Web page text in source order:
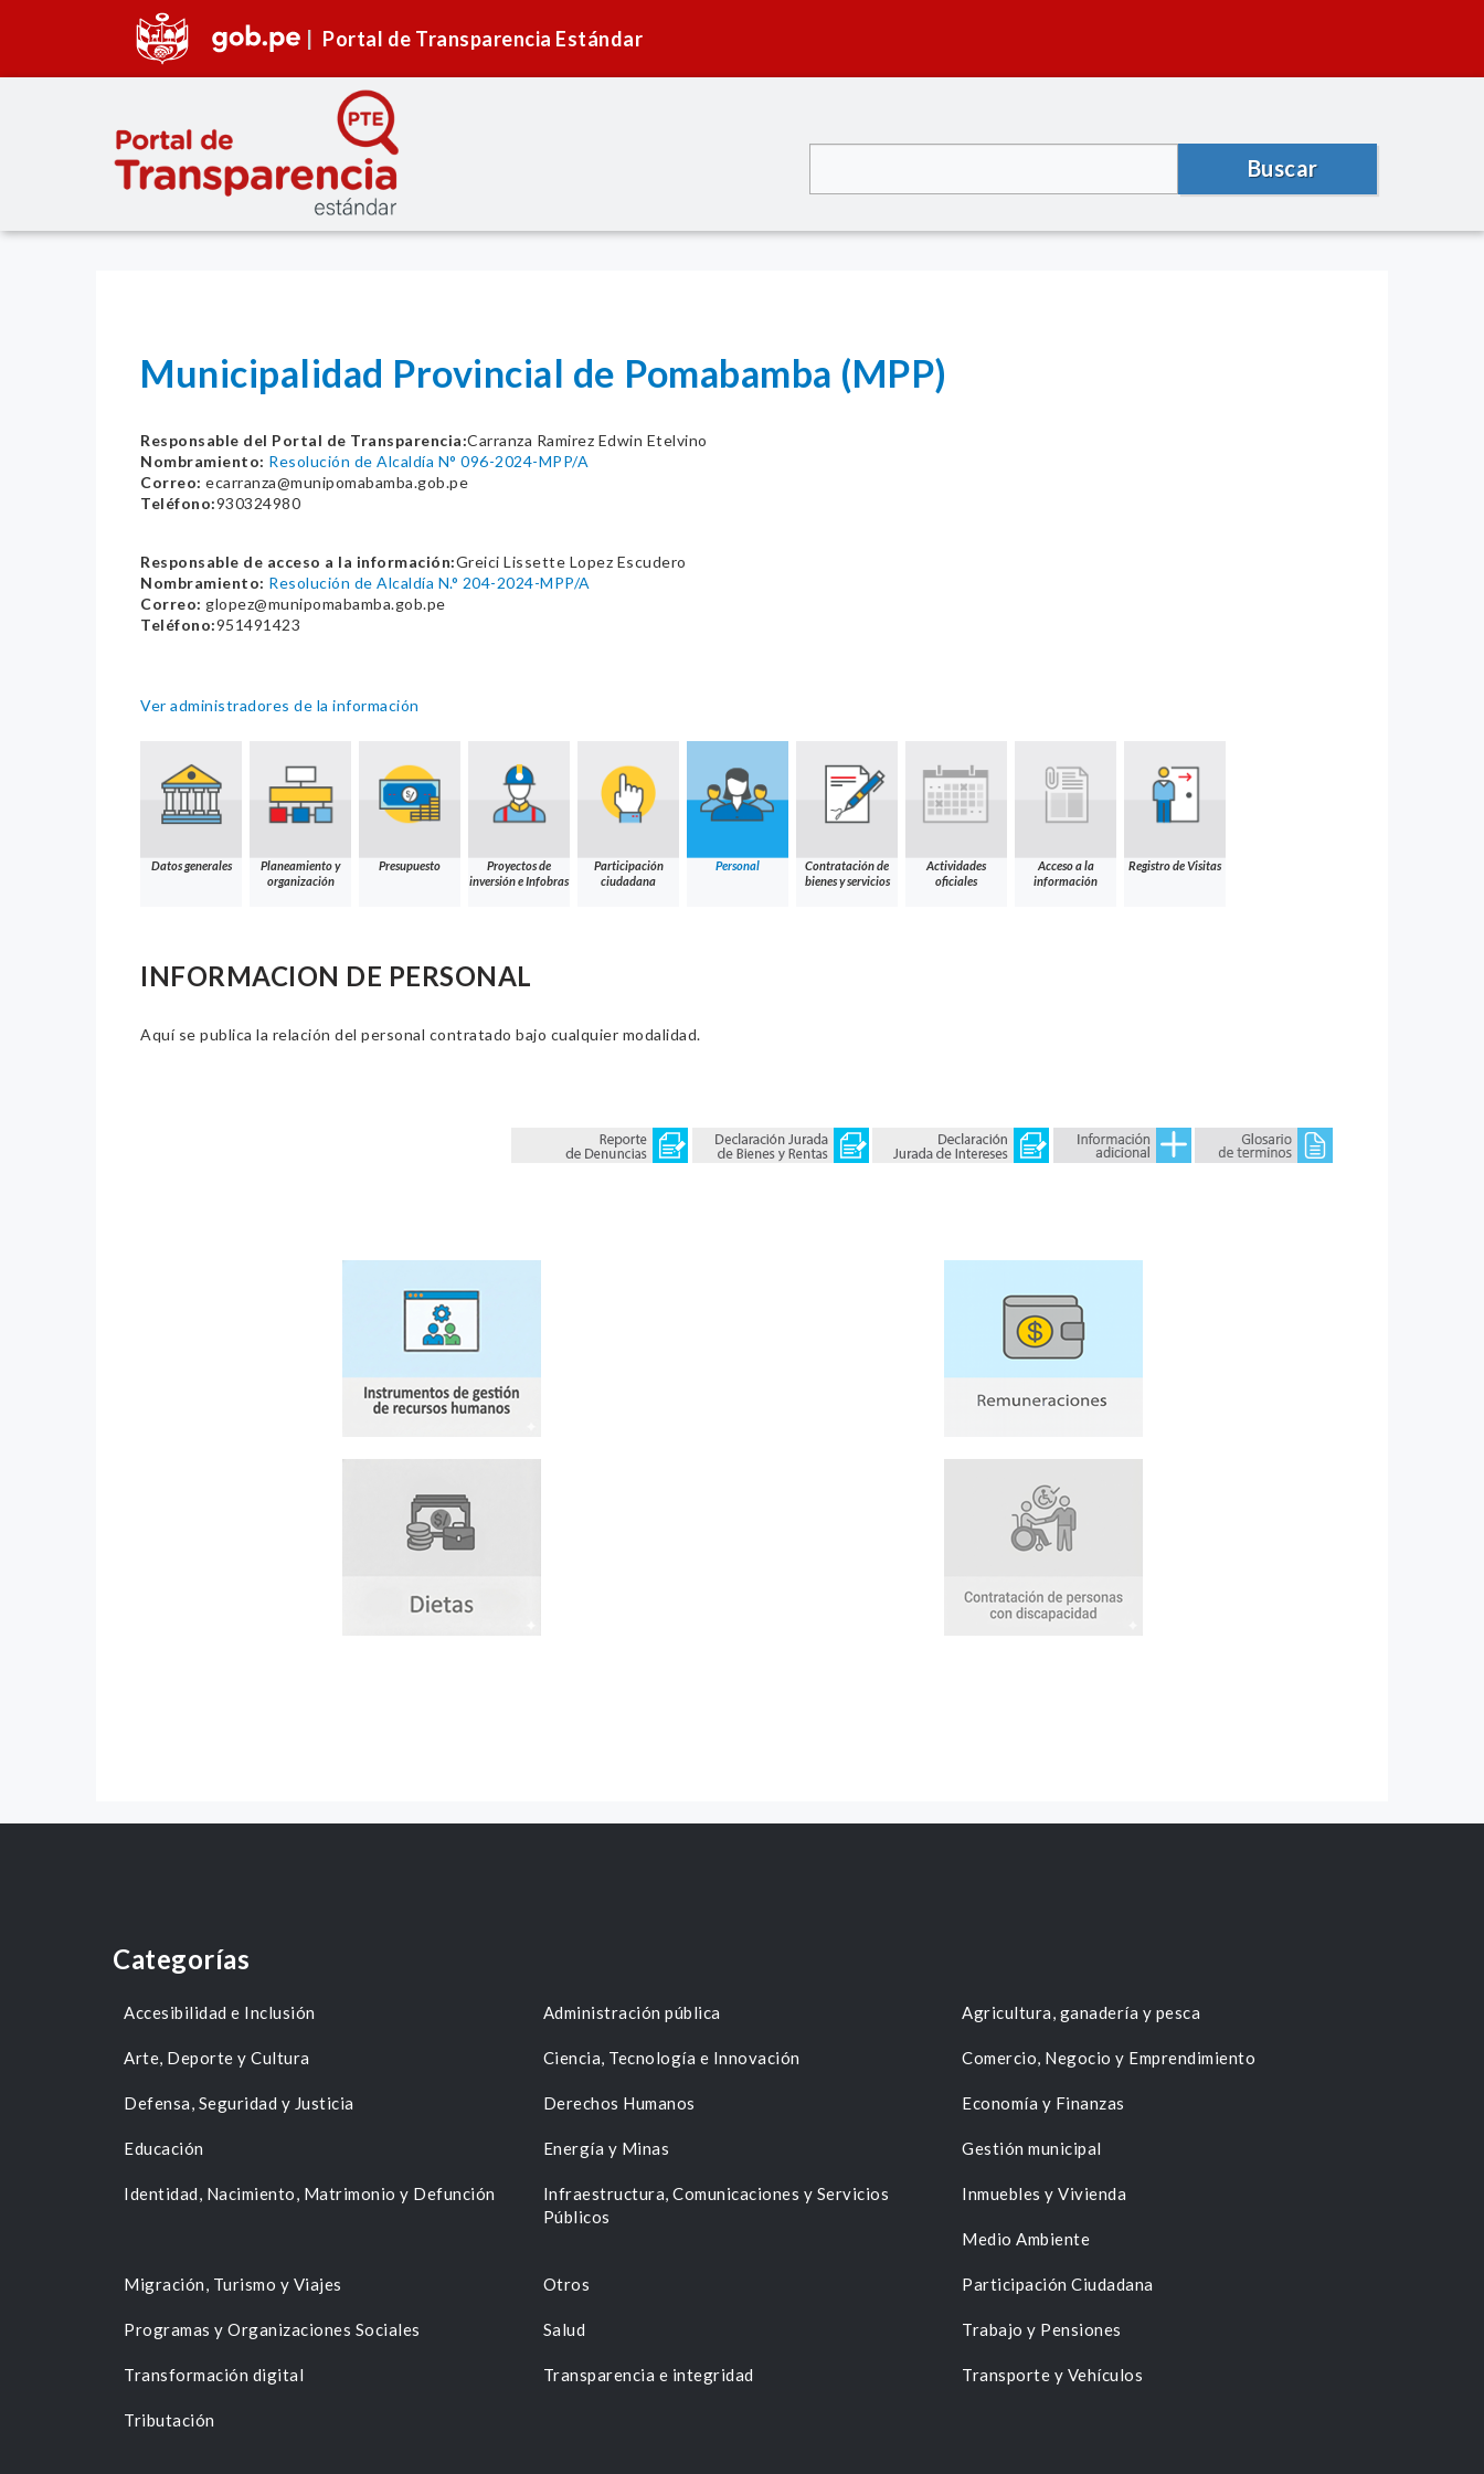
Portal de Transparencia Estándar
Buscar
Municipalidad Provincial de Pomabamba (MPP)
Responsable del Portal de Transparencia:Carranza Ramirez Edwin Etelvino
Nombramiento: Resolución de Alcaldía N° 096-2024-MPP/A
Correo: ecarranza@munipomabamba.gob.pe
Teléfono:930324980
Responsable de acceso a la información:Greici Lissette Lopez Escudero
Nombramiento: Resolución de Alcaldía N.° 204-2024-MPP/A
Correo: glopez@munipomabamba.gob.pe
Teléfono:951491423
Ver administradores de la información
Datos generales
Planeamiento y
organización
Presupuesto
Proyectos de
inversión e Infobras
Participación
ciudadana
Personal
Contratación de
bienes y servicios
Actividades
oficiales
Acceso a la
información
Registro de Visitas
INFORMACION DE PERSONAL
Aquí se publica la relación del personal contratado bajo cualquier modalidad.
Categorías
Accesibilidad e Inclusión Administración pública Agricultura, ganadería y pesca
Arte, Deporte y Cultura Ciencia, Tecnología e Innovación Comercio, Negocio y Emprendimiento
Defensa, Seguridad y Justicia Derechos Humanos Economía y Finanzas
Educación Energía y Minas Gestión municipal
Identidad, Nacimiento, Matrimonio y Defunción
Infraestructura, Comunicaciones y Servicios
Públicos
Inmuebles y Vivienda
Medio Ambiente
Migración, Turismo y Viajes Otros Participación Ciudadana
Programas y Organizaciones Sociales Salud Trabajo y Pensiones
Transformación digital Transparencia e integridad Transporte y Vehículos
Tributación